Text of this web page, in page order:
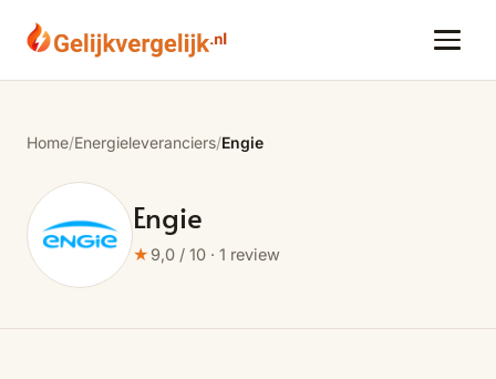
Home/Energieleveranciers/Engie
Engie
★ 9,0 / 10 · 1 review